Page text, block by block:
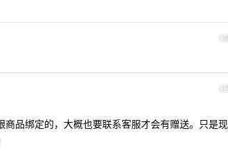
16
17
品绑定的，大概也要联系客服才会有赠送。只是现